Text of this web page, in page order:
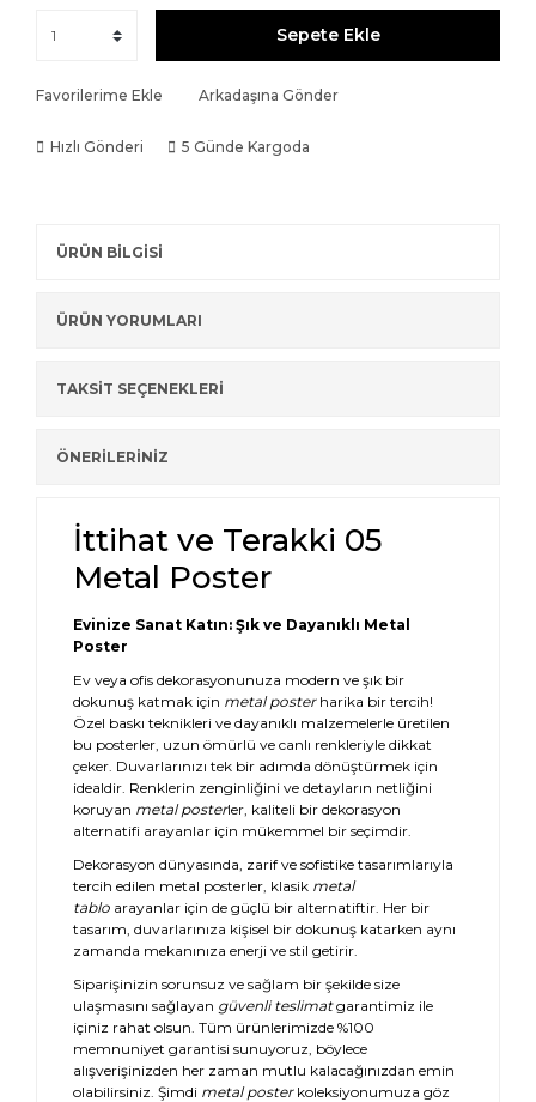
Sepete Ekle
Favorilerime Ekle Arkadaşına Gönder
Hızlı Gönderi 5 Günde Kargoda
ÜRÜN BİLGİSİ
ÜRÜN YORUMLARI
TAKSİT SEÇENEKLERİ
ÖNERİLERİNİZ
İttihat ve Terakki 05
Metal Poster
Evinize Sanat Katın: Şık ve Dayanıklı Metal
Poster
Ev veya ofis dekorasyonunuza modern ve şık bir
dokunuş katmak için metal posterharika bir tercih!
Özel baskı teknikleri ve dayanıklı malzemelerle üretilen
bu posterler, uzun ömürlü ve canlı renkleriyle dikkat
çeker. Duvarlarınızı tek bir adımda dönüştürmek için
idealdir. Renklerin zenginliğini ve detayların netliğini
koruyan metal posterler, kaliteli bir dekorasyon
alternatifi arayanlar için mükemmel bir seçimdir.
Dekorasyon dünyasında, zarif ve sofistike tasarımlarıyla
tercih edilen metal posterler, klasik metal
tablo arayanlar için de güçlü bir alternatiftir. Her bir
tasarım, duvarlarınıza kişisel bir dokunuş katarken aynı
zamanda mekanınıza enerji ve stil getirir.
Siparişinizin sorunsuz ve sağlam bir şekilde size
ulaşmasını sağlayan güvenli teslimatgarantimiz ile
içiniz rahat olsun. Tüm ürünlerimizde %100
memnuniyet garantisi sunuyoruz, böylece
alışverişinizden her zaman mutlu kalacağınızdan emin
olabilirsiniz. Şimdi metal posterkoleksiyonumuza göz